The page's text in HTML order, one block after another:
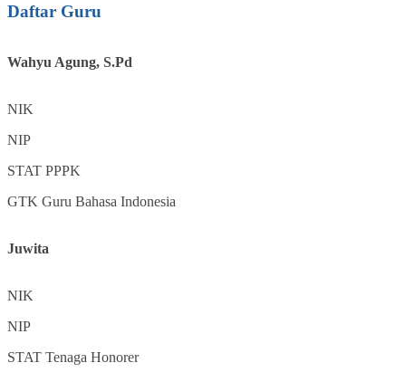
Daftar Guru
Wahyu Agung, S.Pd
NIK
NIP
STAT PPPK
GTK Guru Bahasa Indonesia
Juwita
NIK
NIP
STAT Tenaga Honorer